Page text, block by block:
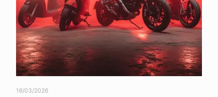
16/03/2026